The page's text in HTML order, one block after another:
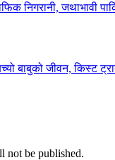
निगरानी, जथाभावी
बाबुको जीवन, किस्ट
not be published.